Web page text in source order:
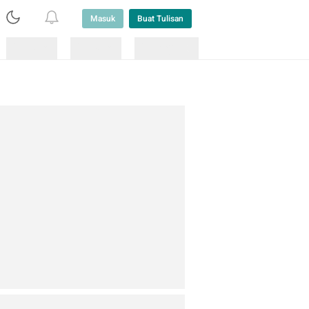
Masuk Buat Tulisan